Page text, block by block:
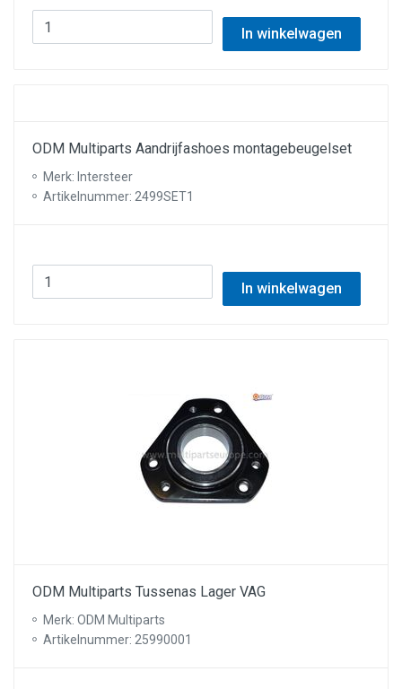
In winkelwagen
ODM Multiparts Aandrijfashoes montagebeugelset
Merk: Intersteer
Artikelnummer: 2499SET1
In winkelwagen
ODM Multiparts Tussenas Lager VAG
Merk: ODM Multiparts
Artikelnummer: 25990001